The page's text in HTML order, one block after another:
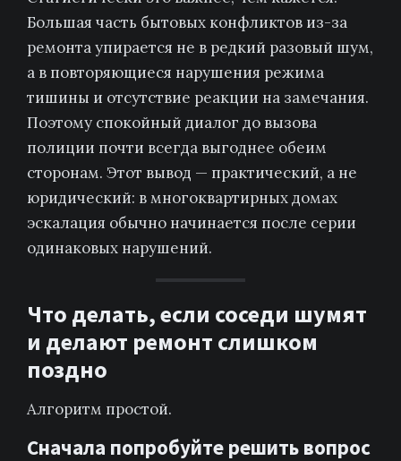
Большая часть бытовых конфликтов из-за
ремонта упирается не в редкий разовый шум,
а в повторяющиеся нарушения режима
тишины и отсутствие реакции на замечания.
Поэтому спокойный диалог до вызова
полиции почти всегда выгоднее обеим
сторонам. Этот вывод — практический, а не
юридический: в многоквартирных домах
эскалация обычно начинается после серии
одинаковых нарушений.
Что делать, если соседи шумят
и делают ремонт слишком
поздно
Алгоритм простой.
Сначала попробуйте решить вопрос